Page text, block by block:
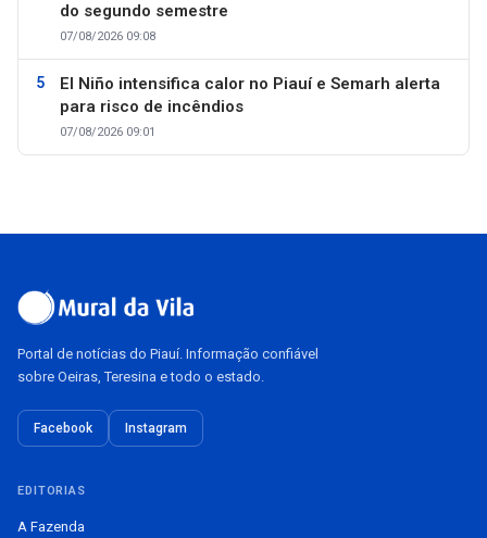
do segundo semestre
07/08/2026 09:08
El Niño intensifica calor no Piauí e Semarh alerta
para risco de incêndios
07/08/2026 09:01
Portal de notícias do Piauí. Informação confiável
sobre Oeiras, Teresina e todo o estado.
Facebook Instagram
EDITORIAS
A Fazenda